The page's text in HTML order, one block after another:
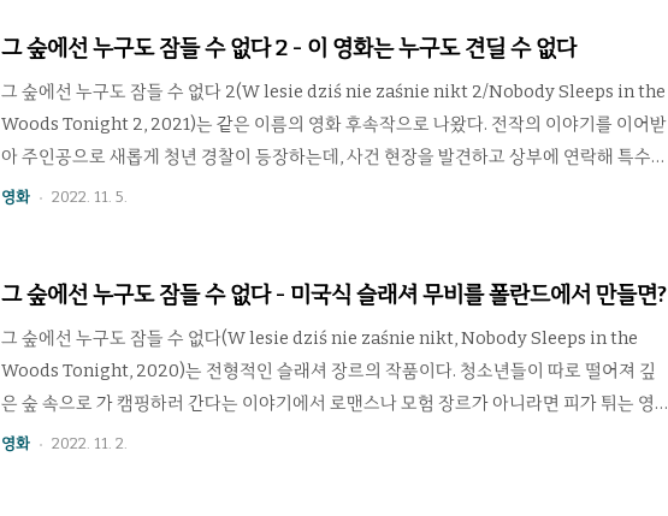
삶의 깊은 공허를 지닌 이퀄라이저를 연기해 사람들의 뇌리에 남았다. 한때 킥애스 시리즈로
그 숲에선 누구도 잠들 수 없다 2 - 이 영화는 누구도 견딜 수 없다
그 숲에선 누구도 잠들 수 없다 2(W lesie dziś nie zaśnie nikt 2/Nobody Sleeps in the
Woods Tonight 2, 2021)는 같은 이름의 영화 후속작으로 나왔다. 전작의 이야기를 이어받
아 주인공으로 새롭게 청년 경찰이 등장하는데, 사건 현장을 발견하고 상부에 연락해 특수부
대도 요청했다. 위대한 공권력에 위압당한 탓인지 전작의 무서운 살인마들은 별다른 문제없
라 전작을 봤다면 과연 이야기를 어떻게 끌고갈까 조금 기대하게 되는 맛이 있다. 그러나 그
영화 2022. 11. 5.
그 숲에선 누구도 잠들 수 없다 - 미국식 슬래셔 무비를 폴란드에서 만들면?
그 숲에선 누구도 잠들 수 없다(W lesie dziś nie zaśnie nikt, Nobody Sleeps in the
Woods Tonight, 2020)는 전형적인 슬래셔 장르의 작품이다. 청소년들이 따로 떨어져 깊
은 숲 속으로 가 캠핑하러 간다는 이야기에서 로맨스나 모험 장르가 아니라면 피가 튀는 영
화일 가능성이 높다. 다만 이 작품은 폴란드에서 만들었다는 것이 독특한 부분일 것이다. 땅
영화 2022. 11. 2.